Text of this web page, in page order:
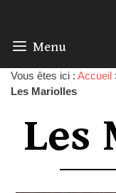
Menu
Vous êtes ici : Accueil
Les Mariolles
Les